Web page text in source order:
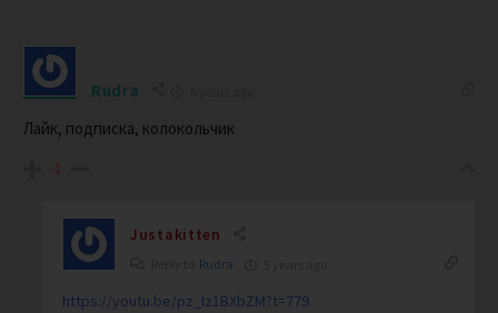
Rudra
Лайк, подписка, колокольчик
-1
Justakitten
Rudra
https://youtu.be/pz_lz1BXbZM?t=779